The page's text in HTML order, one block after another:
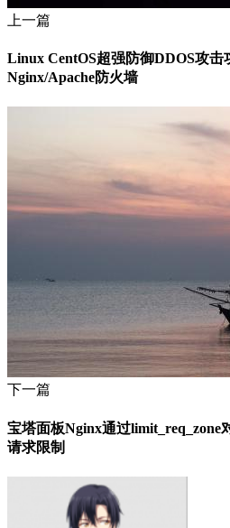
上一篇
Linux CentOS超强防御DDOS攻击
Nginx/Apache防火墙
下一篇
宝塔面板Nginx通过limit_req_zone
请求限制